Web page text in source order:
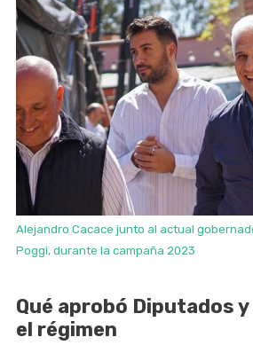
Alejandro Cacace junto al actual
Poggi, durante la campaña 2023
Qué aprobó Diputados
el régimen